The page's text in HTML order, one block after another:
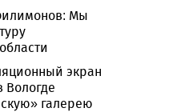
Мы
экран
Вологде
галерею